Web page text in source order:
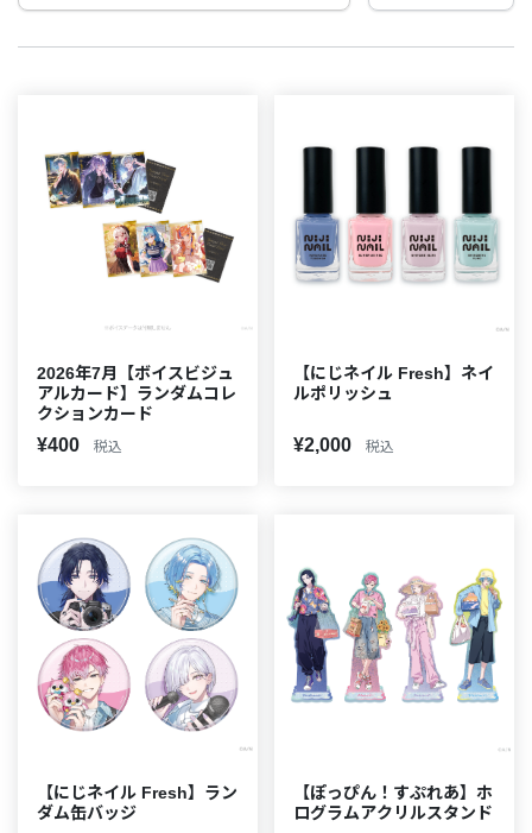
2026年7月【ボイスビジュ
アルカード】ランダムコレ
クションカード
¥400 税込
【にじネイル Fresh】ネイ
ルポリッシュ
¥2,000 税込
【にじネイル Fresh】ラン
ダム缶バッジ
【ぽっぴん！すぷれあ】ホ
ログラムアクリルスタンド